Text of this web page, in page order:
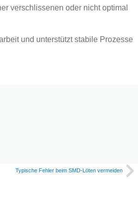
verschlissenen oder nicht optimal
und unterstützt stabile Prozesse
Typische Fehler beim SMD-Löten vermeiden